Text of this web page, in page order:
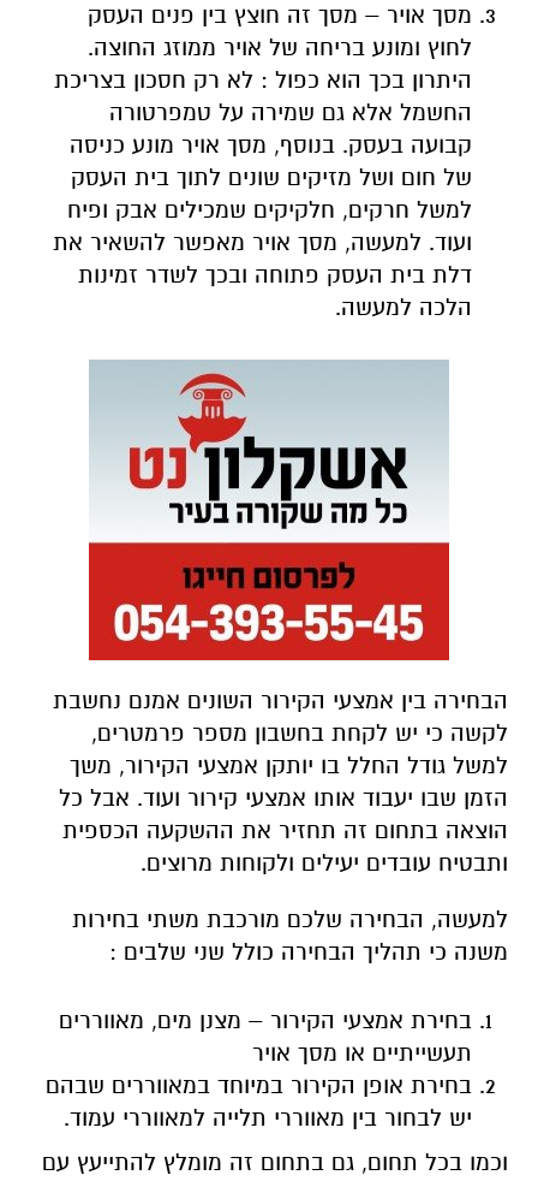
מסך אויר – מסך זה חוצץ בין פנים העסק
לחוץ ומונע בריחה של אויר ממוזג החוצה.
היתרון בכך הוא כפול : לא רק חסכון בצריכת
החשמל אלא גם שמירה על טמפרטורה
קבועה בעסק. בנוסף, מסך אויר מונע כניסה
של חום ושל מזיקים שונים לתוך בית העסק
למשל חרקים, חלקיקים שמכילים אבק ופיח
ועוד. למעשה, מסך אויר מאפשר להשאיר את
דלת בית העסק פתוחה ובכך לשדר זמינות
הלכה למעשה.
הבחירה בין אמצעי הקירור השונים אמנם נחשבת
לקשה כי יש לקחת בחשבון מספר פרמטרים,
למשל גודל החלל בו יותקן אמצעי הקירור, משך
הזמן שבו יעבוד אותו אמצעי קירור ועוד. אבל כל
הוצאה בתחום זה תחזיר את ההשקעה הכספית
ותבטיח עובדים יעילים ולקוחות מרוצים.
למעשה, הבחירה שלכם מורכבת משתי בחירות
משנה כי תהליך הבחירה כולל שני שלבים :
בחירת אמצעי הקירור – מצנן מים, מאווררים
תעשייתיים או מסך אויר
בחירת אופן הקירור במיוחד במאווררים שבהם
יש לבחור בין מאווררי תלייה למאווררי עמוד.
וכמו בכל תחום, גם בתחום זה מומלץ להתייעץ עם